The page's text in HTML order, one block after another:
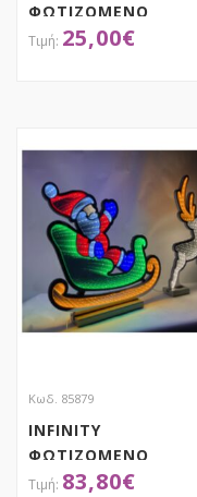
ΦΩΤΙΖΟΜΕΝΟ
ΚΡΕΜΑΣΤΟ CUPCAKE
25,00€
Κωδ. 85879
INFINITY
ΦΩΤΙΖΟΜΕΝΟ
ΕΛΚΗΘΡΟ ΜΕ ΑΙ
83,80€